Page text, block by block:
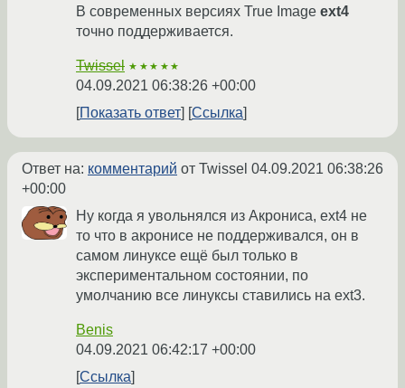
В современных версиях True Image ext4
точно поддерживается.
Twissel ★★★★★
04.09.2021 06:38:26 +00:00
Показать ответ
Ссылка
Ответ на: комментарий от Twissel 04.09.2021 06:38:26
+00:00
Ну когда я увольнялся из Акрониса, ext4 не
то что в акронисе не поддерживался, он в
самом линуксе ещё был только в
экспериментальном состоянии, по
умолчанию все линуксы ставились на ext3.
Benis
04.09.2021 06:42:17 +00:00
Ссылка